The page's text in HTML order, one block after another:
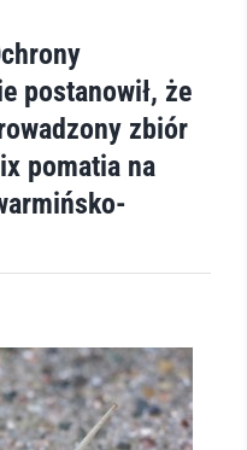
postanowił, że
zbiór
pomatia na